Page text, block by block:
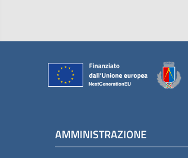
AMMINISTRAZIONE